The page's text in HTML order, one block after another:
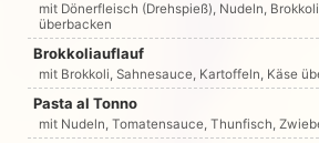
mit Dönerfleisch (Drehspieß), Nudeln,
überbacken
Brokkoliauflauf
mit Brokkoli, Sahnesauce, Kartoffeln, Käse
Pasta al Tonno
mit Nudeln, Tomatensauce, Thunfisch,